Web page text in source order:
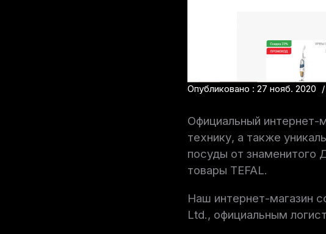
Опубликовано : 27 нояб. 2020
Официальный интернет-
технику, а также
посуды от знаменитого
товары TEFAL.
Наш интернет-магазин
Ltd., официальным